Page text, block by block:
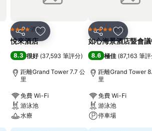
分享 放到收藏夾
4 星級 酒店
悅來酒店
8.3 很好 (37,593 筆評分)
距離Grand Tower 7.7 公
里
免費 Wi-Fi
游泳池
水療
分享 放到收藏
5 星級 酒店
如心海景酒店暨會
8.6 極佳 (87,163 筆
距離Grand Tower
里
免費 Wi-Fi
游泳池
停車場